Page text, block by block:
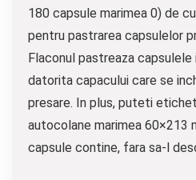
180 capsule marimea 0) de
pentru pastrarea capsulelor
Flaconul pastreaza
datorita capacului care se
presare. In plus, puteti
autocolane marimea 60×213
capsule contine, fara sa-l